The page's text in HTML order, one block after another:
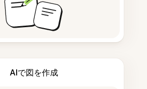
AIで図を作成